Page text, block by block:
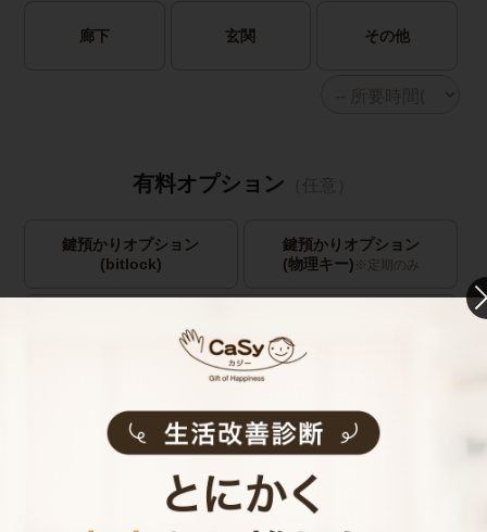
廊下 玄関 その他
有料オプション
鍵預かりオプション
(bitlock)
鍵預かりオプション
(物理キー) ※定期のみ
キャストの指名
お見積り内容
ご利用時間